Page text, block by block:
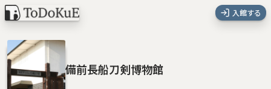
入館する
備前長船刀剣博物館